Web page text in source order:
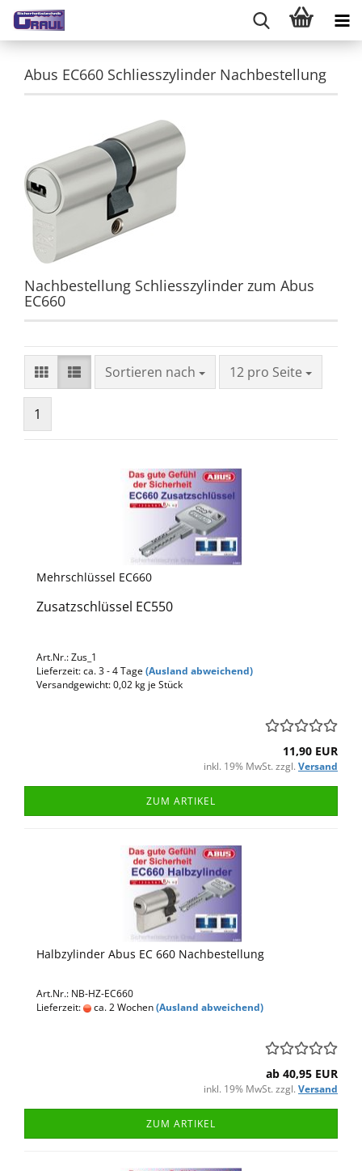
Abus EC660 Schliesszylinder Nachbestellung
Nachbestellung Schliesszylinder zum Abus
EC660
Sortieren nach
Sortieren nach 12 pro Seite
pro Seite
1
Mehrschlüssel EC660
Zusatzschlüssel EC550
Art.Nr.: Zus_1
Lieferzeit: ca. 3 - 4 Tage (Ausland abweichend)
Versandgewicht:0,02 kg je Stück
11,90 EUR
inkl. 19% MwSt. zzgl. Versand
ZUM ARTIKEL
Halbzylinder Abus EC 660 Nachbestellung
Art.Nr.: NB-HZ-EC660
Lieferzeit:
ca. 2 Wochen(Ausland abweichend)
ab 40,95 EUR
inkl. 19% MwSt. zzgl. Versand
ZUM ARTIKEL